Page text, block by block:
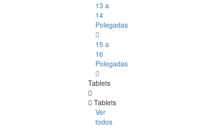
13 a
14
Polegadas
15 a
16
Polegadas
Tablets
Tablets
Ver
todos